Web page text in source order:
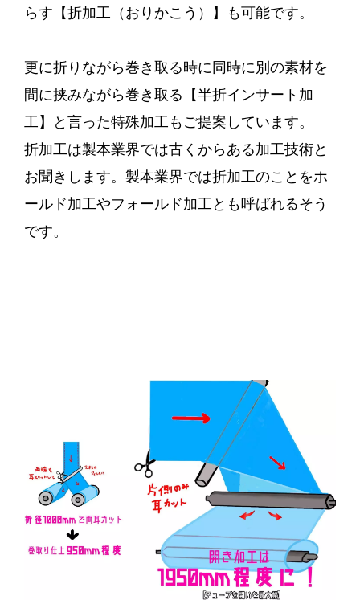
らす【折加工（おりかこう）】も可能です。
更に折りながら巻き取る時に同時に別の素材を
間に挟みながら巻き取る【半折インサート加
工】と言った特殊加工もご提案しています。
折加工は製本業界では古くからある加工技術と
お聞きします。製本業界では折加工のことをホ
ールド加工やフォールド加工とも呼ばれるそう
です。